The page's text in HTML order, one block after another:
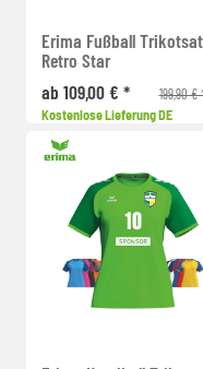
Erima Fußball
Retro Star
ab 109,00 € *
199,90 €
Kostenlose Lieferung DE